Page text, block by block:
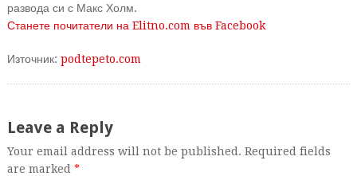
развода си с Макс Холм.
Станете почитатели на Elitno.com във Facebook
Източник: podtepeto.com
Leave a Reply
Your email address will not be published. Required fields
are marked *